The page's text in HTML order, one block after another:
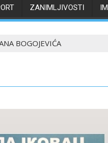
ZANIMLJIVOSTI
BOGOJEVIĆA